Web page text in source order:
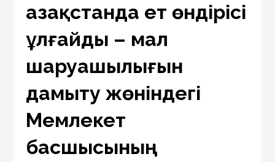
Қазақстанда ет өндірісі
ұлғайды – мал
шаруашылығын
дамыту жөніндегі
Мемлекет
басшысының